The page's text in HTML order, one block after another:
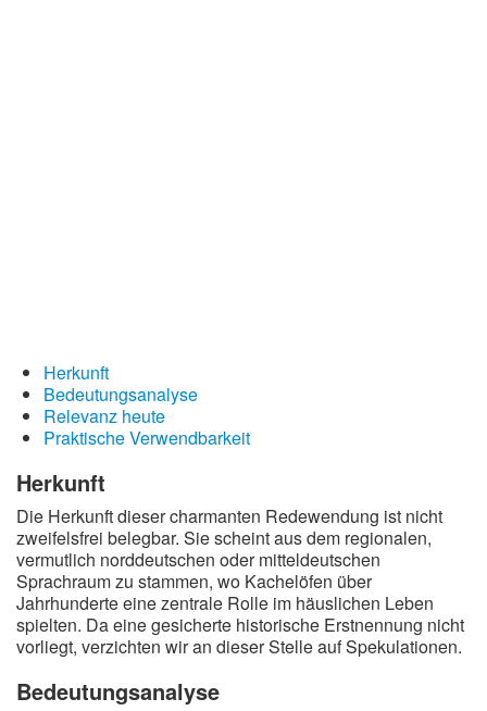
Sprichwörter
Deutsche Sprichwörter
Englische Sprichwörter
Lateinische Sprichwörter
Herkunft
Bedeutungsanalyse
Relevanz heute
Praktische Verwendbarkeit
Herkunft
Die Herkunft dieser charmanten Redewendung ist nicht
zweifelsfrei belegbar. Sie scheint aus dem regionalen,
vermutlich norddeutschen oder mitteldeutschen
Sprachraum zu stammen, wo Kachelöfen über
Jahrhunderte eine zentrale Rolle im häuslichen Leben
spielten. Da eine gesicherte historische Erstnennung nicht
vorliegt, verzichten wir an dieser Stelle auf Spekulationen.
Bedeutungsanalyse